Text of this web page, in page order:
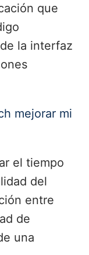
que
la interfaz
mejorar mi
el tiempo
del
entre
de
una